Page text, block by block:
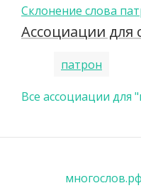
Склонение слова
Ассоциации для
патрон
Все ассоциации для
многослов.рф